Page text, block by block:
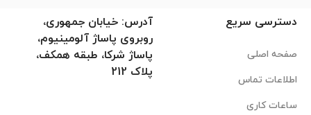
دسترسی سریع
صفحه اصلی
اطلاعات تماس
ساعات کاری
آدرس: خیابان جمهوری،
روبروی پاساژ آلومینیوم،
پاساژ شرکا، طبقه همکف،
پلاک 212